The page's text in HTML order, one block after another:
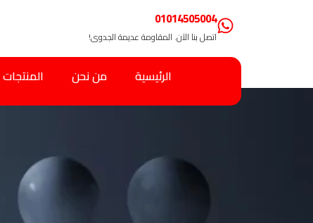
01014505004
اتصل بنا الآن. المقاومة عديمة الجدوى!
الرئيسية من نحن المنتجات